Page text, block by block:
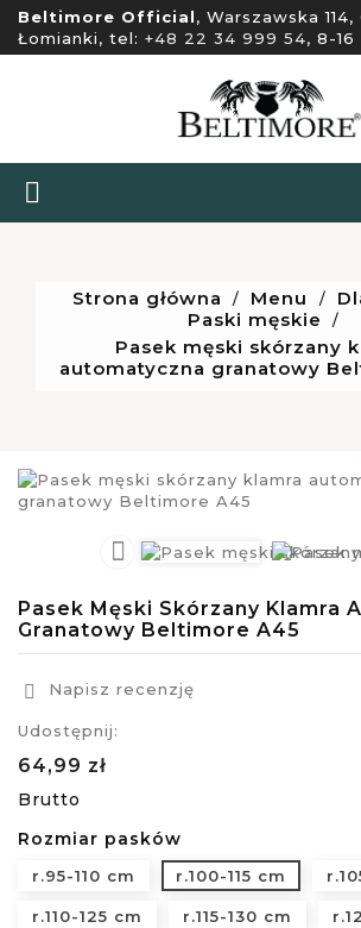
Beltimore Official, Warszawska
Łomianki, tel: +48 22 34 999 54, 8-

Strona główna Menu
Paski męskie
Pasek męski skórzany
automatyczna granatowy

Pasek Męski Skórzany Klamra
Granatowy Beltimore A45
 Napisz recenzję
Udostępnij:
64,99 zł
Brutto
Rozmiar pasków
r.95-110 cm r.100-115 cm
r.110-125 cm r.115-130 cm